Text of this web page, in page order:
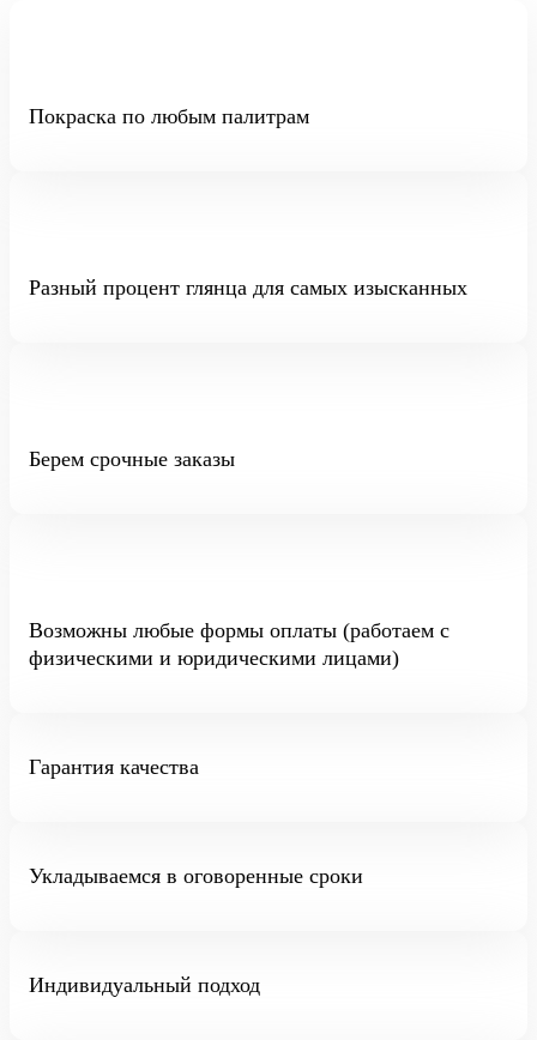
Покраска по любым палитрам
Разный процент глянца для самых изысканных
Берем срочные заказы
Возможны любые формы оплаты (работаем с
физическими и юридическими лицами)
Гарантия качества
Укладываемся в оговоренные сроки
Индивидуальный подход